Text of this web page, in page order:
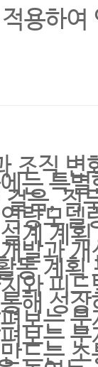
용하
조직 변
는 특
음, 직
량모델
계 계
발과
동 계획
와 피
해 성
보는
보는
드는